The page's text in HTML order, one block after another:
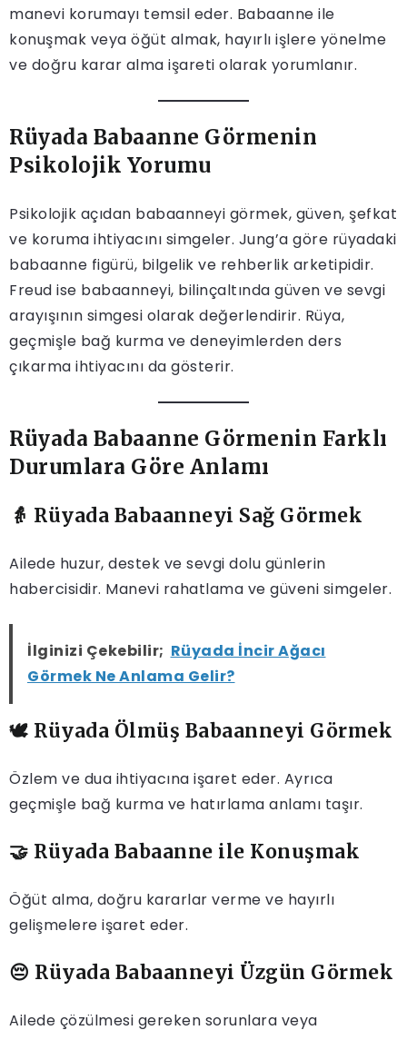
manevi korumayı temsil eder. Babaanne ile
konuşmak veya öğüt almak, hayırlı işlere yönelme
ve doğru karar alma işareti olarak yorumlanır.
Rüyada Babaanne Görmenin
Psikolojik Yorumu
Psikolojik açıdan babaanneyi görmek, güven, şefkat
ve koruma ihtiyacını simgeler. Jung’a göre rüyadaki
babaanne figürü, bilgelik ve rehberlik arketipidir.
Freud ise babaanneyi, bilinçaltında güven ve sevgi
arayışının simgesi olarak değerlendirir. Rüya,
geçmişle bağ kurma ve deneyimlerden ders
çıkarma ihtiyacını da gösterir.
Rüyada Babaanne Görmenin Farklı
Durumlara Göre Anlamı
👵 Rüyada Babaanneyi Sağ Görmek
Ailede huzur, destek ve sevgi dolu günlerin
habercisidir. Manevi rahatlama ve güveni simgeler.
İlginizi Çekebilir; Rüyada İncir Ağacı
Görmek Ne Anlama Gelir?
🕊️ Rüyada Ölmüş Babaanneyi Görmek
Özlem ve dua ihtiyacına işaret eder. Ayrıca
geçmişle bağ kurma ve hatırlama anlamı taşır.
🤝 Rüyada Babaanne ile Konuşmak
Öğüt alma, doğru kararlar verme ve hayırlı
gelişmelere işaret eder.
😔 Rüyada Babaanneyi Üzgün Görmek
Ailede çözülmesi gereken sorunlara veya